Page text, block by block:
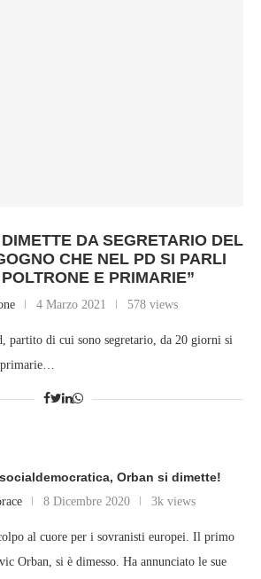
DA SEGRETARIO DEL
CHE NEL PD SI PARLI
E PRIMARIE”
4 Marzo 2021 578 views
partito di cui sono segretario, da 20 giorni si
primarie…
Orban si dimette!
8 Dicembre 2020 3k views
al cuore per i sovranisti europei. Il primo
Orban, si è dimesso. Ha annunciato le sue